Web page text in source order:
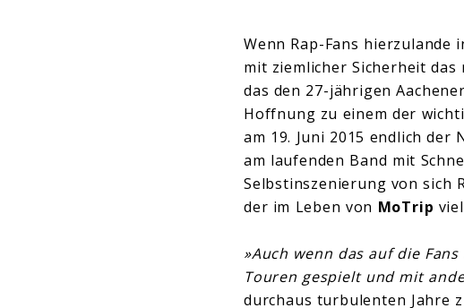
Wenn Rap-Fans
mit ziemlicher Sicherheit das
das den 27-jährigen
Hoffnung zu einem der
am 19. Juni 2015 endlich der
am laufenden Band mit
Selbstinszenierung von sich
der im Leben von MoTrip
»Auch wenn das auf die
Touren gespielt und mit
durchaus turbulenten Jahre